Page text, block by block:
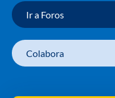
Ir a Foros
Colabora